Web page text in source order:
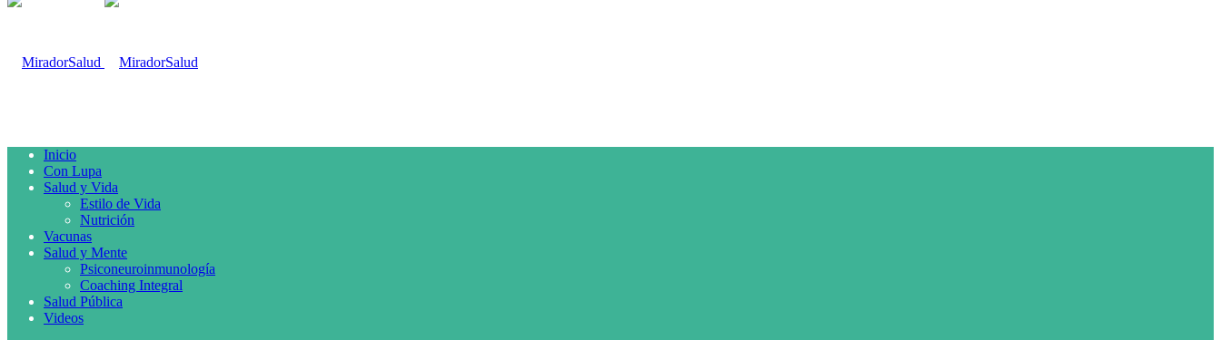
Inicio
Con Lupa
Salud y Vida
Estilo de Vida
Nutrición
Vacunas
Salud y Mente
Psiconeuroinmunología
Coaching Integral
Salud Pública
Videos